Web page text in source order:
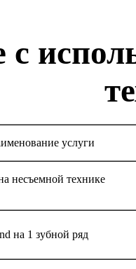
с
услуги
несъемной технике
на 1 зубной ряд